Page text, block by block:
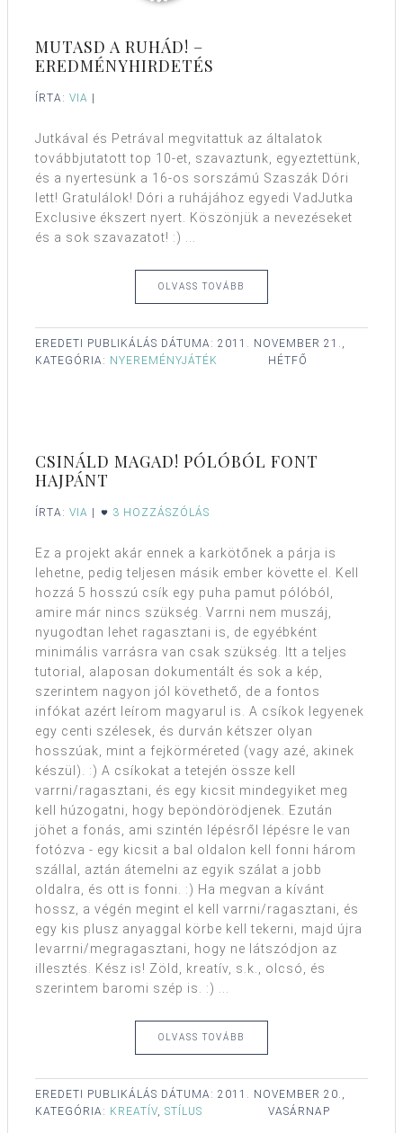
MUTASD A RUHÁD! –
EREDMÉNYHIRDETÉS
ÍRTA: VIA
Jutkával és Petrával megvitattuk az általatok
továbbjutatott top 10-et, szavaztunk, egyeztettünk,
és a nyertesünk a 16-os sorszámú Szaszák Dóri
lett! Gratulálok! Dóri a ruhájához egyedi VadJutka
Exclusive ékszert nyert. Köszönjük a nevezéseket
és a sok szavazatot! :) ...
OLVASS TOVÁBB
EREDETI PUBLIKÁLÁS DÁTUMA: 2011. NOVEMBER 21.,
HÉTFŐ
KATEGÓRIA: NYEREMÉNYJÁTÉK
CSINÁLD MAGAD! PÓLÓBÓL FONT
HAJPÁNT
ÍRTA: VIA | 3 HOZZÁSZÓLÁS
Ez a projekt akár ennek a karkötőnek a párja is
lehetne, pedig teljesen másik ember követte el. Kell
hozzá 5 hosszú csík egy puha pamut pólóból,
amire már nincs szükség. Varrni nem muszáj,
nyugodtan lehet ragasztani is, de egyébként
minimális varrásra van csak szükség. Itt a teljes
tutorial, alaposan dokumentált és sok a kép,
szerintem nagyon jól követhető, de a fontos
infókat azért leírom magyarul is. A csíkok legyenek
egy centi szélesek, és durván kétszer olyan
hosszúak, mint a fejkörméreted (vagy azé, akinek
készül). :) A csíkokat a tetején össze kell
varrni/ragasztani, és egy kicsit mindegyiket meg
kell húzogatni, hogy bepöndörödjenek. Ezután
jöhet a fonás, ami szintén lépésről lépésre le van
fotózva - egy kicsit a bal oldalon kell fonni három
szállal, aztán átemelni az egyik szálat a jobb
oldalra, és ott is fonni. :) Ha megvan a kívánt
hossz, a végén megint el kell varrni/ragasztani, és
egy kis plusz anyaggal körbe kell tekerni, majd újra
levarrni/megragasztani, hogy ne látszódjon az
illesztés. Kész is! Zöld, kreatív, s.k., olcsó, és
szerintem baromi szép is. :) ...
OLVASS TOVÁBB
EREDETI PUBLIKÁLÁS DÁTUMA: 2011. NOVEMBER 20.,
VASÁRNAP
KATEGÓRIA: KREATÍV STÍLUS